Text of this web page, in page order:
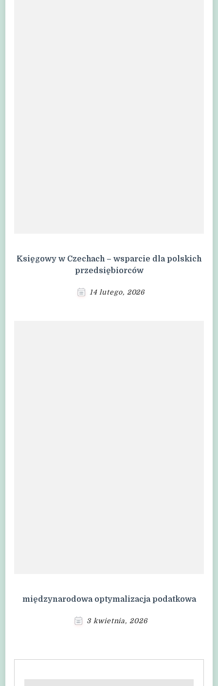
Księgowy w Czechach – wsparcie dla polskich
przedsiębiorców
14 lutego, 2026
międzynarodowa optymalizacja podatkowa
3 kwietnia, 2026